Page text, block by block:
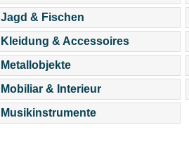
Jagd & Fischen
Kleidung & Accessoires
Metallobjekte
Mobiliar & Interieur
Musikinstrumente